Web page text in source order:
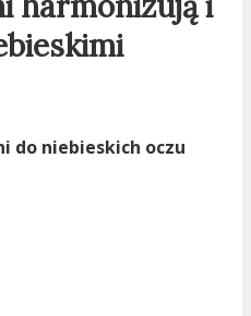
do niebieskich oczu